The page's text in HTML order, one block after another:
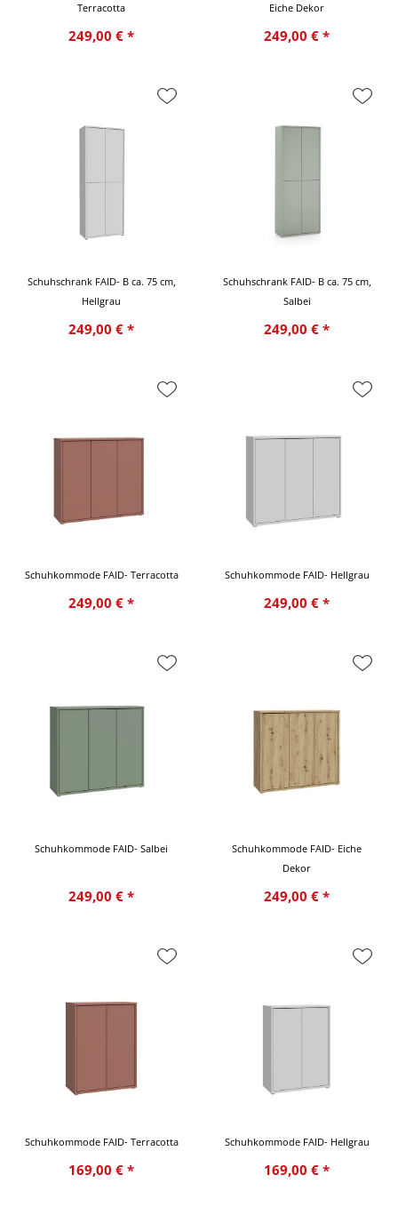
Terracotta
249,00 € *
Eiche Dekor
249,00 € *
Schuhschrank FAID- B ca. 75 cm,
Hellgrau
249,00 € *
Schuhschrank FAID- B ca. 75 cm,
Salbei
249,00 € *
Schuhkommode FAID- Terracotta
249,00 € *
Schuhkommode FAID- Hellgrau
249,00 € *
Schuhkommode FAID- Salbei
249,00 € *
Schuhkommode FAID- Eiche
Dekor
249,00 € *
Schuhkommode FAID- Terracotta
169,00 € *
Schuhkommode FAID- Hellgrau
169,00 € *